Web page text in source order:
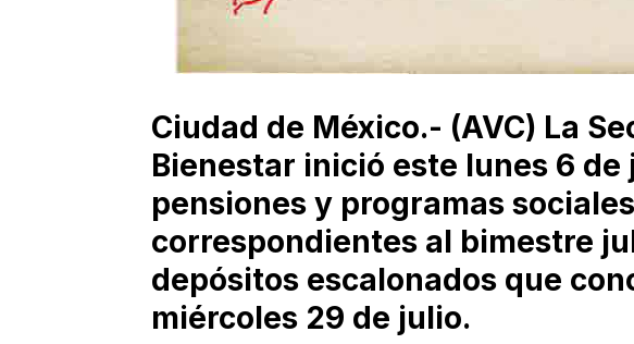
Ciudad de México.- (AVC) La
Bienestar inició este lunes 6 de
pensiones y programas sociales
correspondientes al bimestre
depósitos escalonados que
miércoles 29 de julio.